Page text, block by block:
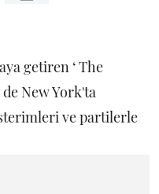
getiren ‘ The
New York'ta
ve partilerle